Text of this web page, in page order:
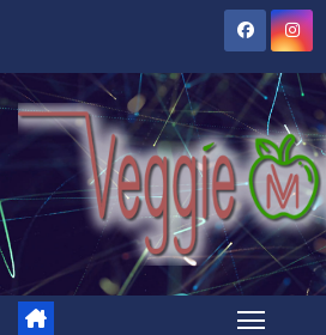
content